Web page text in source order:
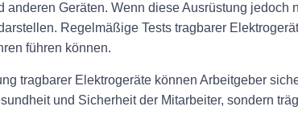
anderen Geräten. Wenn diese Ausrüstung
Regelmäßige Tests tragbarer
führen können.
tragbarer Elektrogeräte können Arbeitgeber
und Sicherheit der Mitarbeiter, sondern